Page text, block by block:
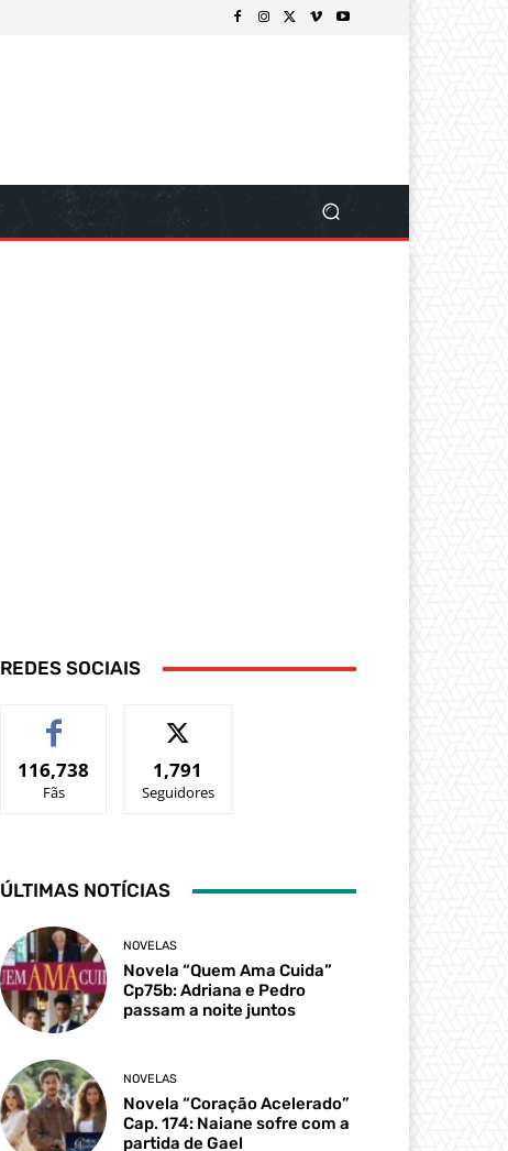
REDES SOCIAIS
116,738
Fãs
1,791
Seguidores
ÚLTIMAS NOTÍCIAS
NOVELAS
Novela “Quem Ama Cuida”
Cp75b: Adriana e Pedro
passam a noite juntos
NOVELAS
Novela “Coração Acelerado”
Cap. 174: Naiane sofre com a
partida de Gael